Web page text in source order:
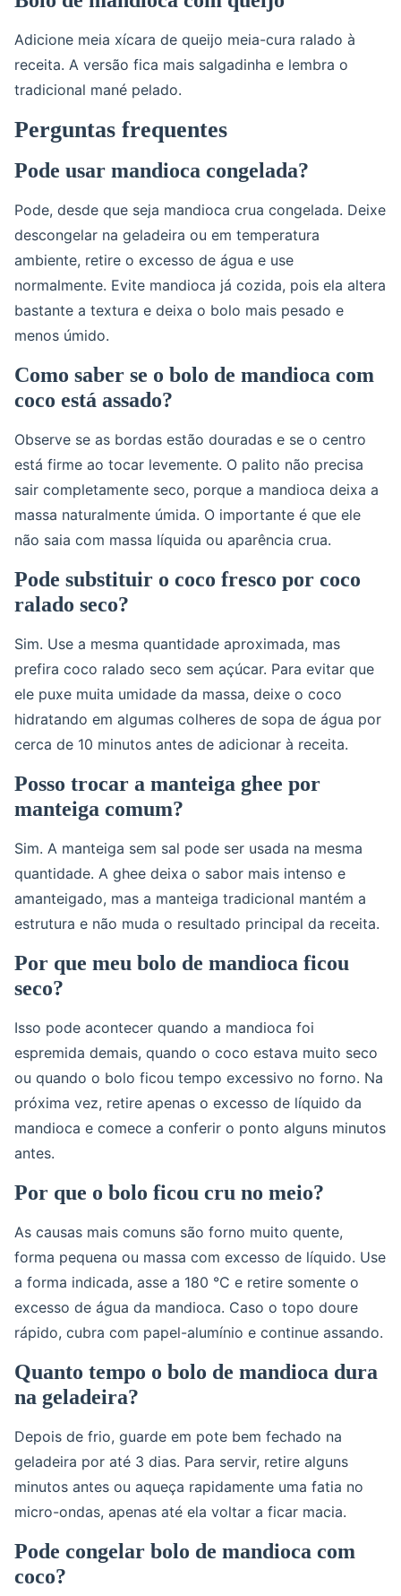
Adicione meia xícara de queijo meia-cura ralado à
receita. A versão fica mais salgadinha e lembra o
tradicional mané pelado.
Perguntas frequentes
Pode usar mandioca congelada?
Pode, desde que seja mandioca crua congelada. Deixe
descongelar na geladeira ou em temperatura
ambiente, retire o excesso de água e use
normalmente. Evite mandioca já cozida, pois ela altera
bastante a textura e deixa o bolo mais pesado e
menos úmido.
Como saber se o bolo de mandioca com
coco está assado?
Observe se as bordas estão douradas e se o centro
está firme ao tocar levemente. O palito não precisa
sair completamente seco, porque a mandioca deixa a
massa naturalmente úmida. O importante é que ele
não saia com massa líquida ou aparência crua.
Pode substituir o coco fresco por coco
ralado seco?
Sim. Use a mesma quantidade aproximada, mas
prefira coco ralado seco sem açúcar. Para evitar que
ele puxe muita umidade da massa, deixe o coco
hidratando em algumas colheres de sopa de água por
cerca de 10 minutos antes de adicionar à receita.
Posso trocar a manteiga ghee por
manteiga comum?
Sim. A manteiga sem sal pode ser usada na mesma
quantidade. A ghee deixa o sabor mais intenso e
amanteigado, mas a manteiga tradicional mantém a
estrutura e não muda o resultado principal da receita.
Por que meu bolo de mandioca ficou
seco?
Isso pode acontecer quando a mandioca foi
espremida demais, quando o coco estava muito seco
ou quando o bolo ficou tempo excessivo no forno. Na
próxima vez, retire apenas o excesso de líquido da
mandioca e comece a conferir o ponto alguns minutos
antes.
Por que o bolo ficou cru no meio?
As causas mais comuns são forno muito quente,
forma pequena ou massa com excesso de líquido. Use
a forma indicada, asse a 180 °C e retire somente o
excesso de água da mandioca. Caso o topo doure
rápido, cubra com papel-alumínio e continue assando.
Quanto tempo o bolo de mandioca dura
na geladeira?
Depois de frio, guarde em pote bem fechado na
geladeira por até 3 dias. Para servir, retire alguns
minutos antes ou aqueça rapidamente uma fatia no
micro-ondas, apenas até ela voltar a ficar macia.
Pode congelar bolo de mandioca com
coco?